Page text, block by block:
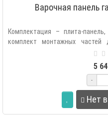
Варочная панель
Комплектация – плита-
комплект монтажных
5
-
Нет